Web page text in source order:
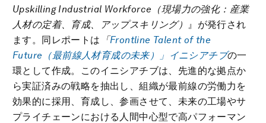
Upskilling Industrial Workforce （現場力の強化：産業
人材の定着、育成、アップスキリング） 』が発行され
ます。同レポートは 「Frontline Talent of the
Future （最前線人材育成の未来）」イニシアチブの一
環として作成。このイニシアチブは、先進的な拠点か
ら実証済みの戦略を抽出し、組織が最前線の労働力を
効果的に採用、育成し、参画させて、未来の工場やサ
プライチェーンにおける人間中心型で高パフォーマン